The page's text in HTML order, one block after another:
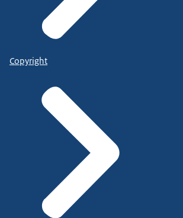
Copyright